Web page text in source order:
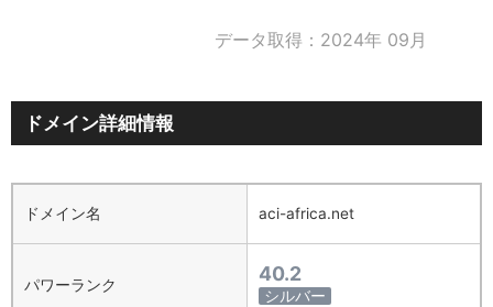
データ取得：2024年 09月
ドメイン詳細情報
ドメイン名 aci-africa.net
パワーランク 40.2
シルバー